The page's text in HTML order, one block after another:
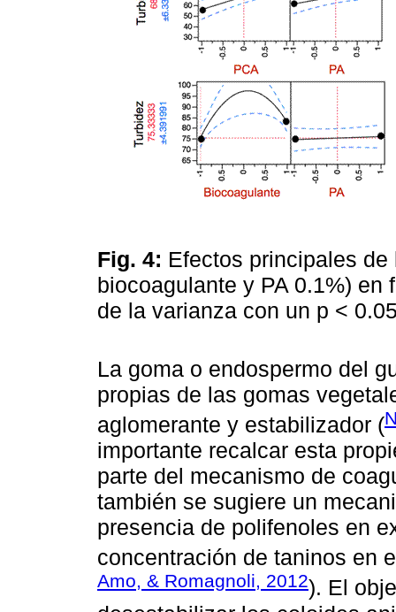
Fig. 4: Efectos principales
biocoagulante y PA 0.1%)
de la varianza con un p <
La goma o endospermo del
propias de las gomas
aglomerante y estabilizador (
importante recalcar esta
parte del mecanismo de
también se sugiere un
presencia de polifenoles en
concentración de taninos en
Amo, & Romagnoli, 2012). El